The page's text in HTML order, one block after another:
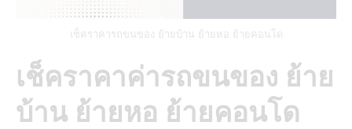
เช็คราคารถขนของ ย้ายบ้าน ย้ายหอ ย้ายคอนโด
เช็คราคาค่ารถขนของ ย้าย
บ้าน ย้ายหอ ย้ายคอนโด